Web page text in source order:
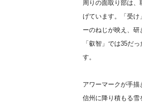
周りの面取り部は
げています。「受け
ーのねじが映え、研
「叡智」では35だ
す。
アワーマークが手
信州に降り積もる雪